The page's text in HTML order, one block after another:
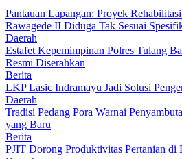
Pantauan Lapangan: Proyek
Rawagede II Diduga Tak Sesuai
Daerah
Estafet Kepemimpinan Polres Tulang
Resmi Diserahkan
Berita
LKP Lasic Indramayu Jadi Solusi
Daerah
Tradisi Pedang Pora Warnai
yang Baru
Berita
PJIT Dorong Produktivitas Pertanian di